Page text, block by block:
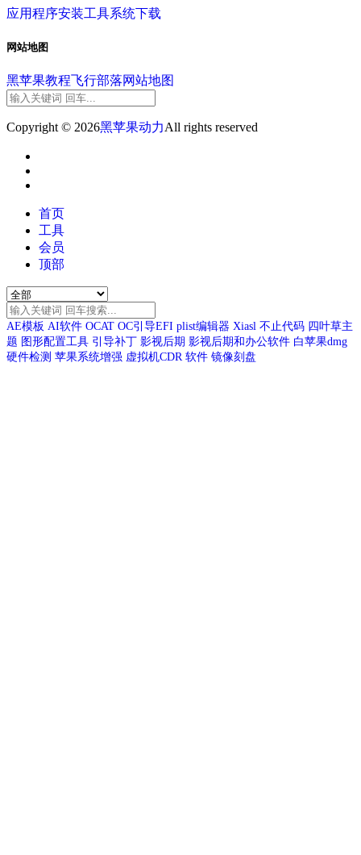
应用程序安装工具系统下载
网站地图
黑苹果教程飞行部落网站地图
Copyright © 2026黑苹果动力All rights reserved
首页
工具
会员
顶部
AE模板 AI软件 OCAT OC引导EFI plist编辑器 Xiasl 不止代码 四叶草主
题 图形配置工具 引导补丁 影视后期 影视后期和办公软件 白苹果dmg
硬件检测 苹果系统增强 虚拟机CDR 软件 镜像刻盘